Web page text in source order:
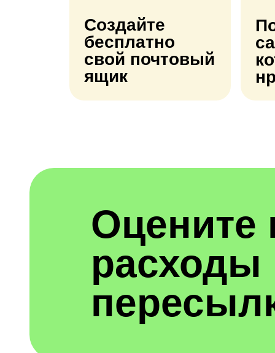
Создайте
бесплатно
свой почтовый
ящик
Оцените
расходы